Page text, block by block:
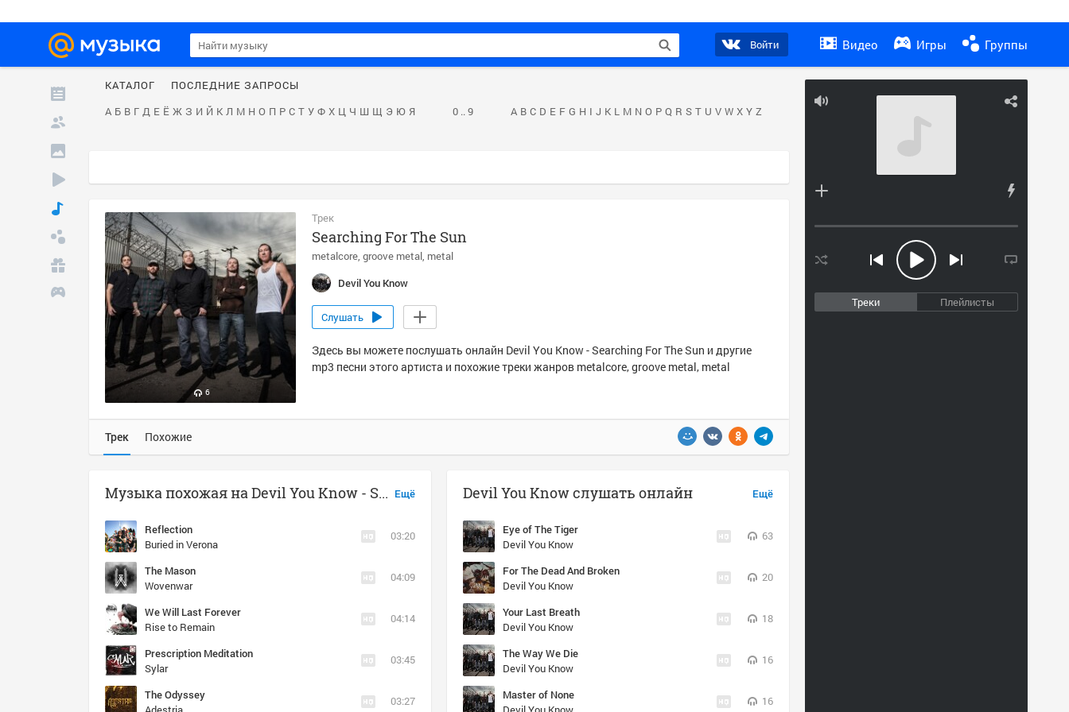
Войти Видео Игры Группы
Треки Плейлисты
КАТАЛОГ
ПОСЛЕДНИЕ ЗАПРОСЫ
А Б В Г Д Е Ё Ж З И Й К Л М Н О П Р С Т У Ф Х Ц Ч Ш Щ Э Ю Я 0 .. 9 A B C D E F G H I J K L M N O P Q R S T U V W X Y Z
6
Трек
Searching For The Sun
metalcore groove metal metal
Devil You Know
Слушать
Здесь вы можете послушать онлайн Devil You Know - Searching For The Sun и другие
mp3 песни этого артиста и похожие треки жанров metalcore, groove metal, metal
Трек Похожие
Ещё
Музыка похожая на Devil You Know - Searching For The Sun
Reflection
Buried in Verona
03:20
The Mason
Wovenwar
04:09
We Will Last Forever
Rise to Remain
04:14
Prescription Meditation
Sylar
03:45
The Odyssey
03:27
Ещё
Devil You Know слушать онлайн
Eye of The Tiger
Devil You Know
63
For The Dead And Broken
Devil You Know
20
Your Last Breath
Devil You Know
18
The Way We Die
Devil You Know
16
Master of None
16